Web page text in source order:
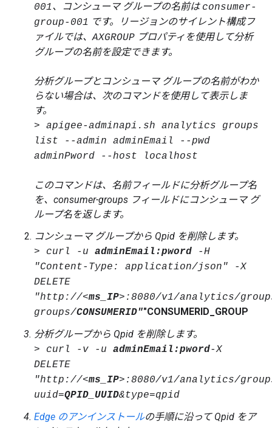
001、コンシューマ グループの名前は consumer-
group-001 です。リージョンのサイレント構成フ
ァイルでは、AXGROUP プロパティを使用して分析
グループの名前を設定できます。
分析グループとコンシューマ グループの名前がわか
らない場合は、次のコマンドを使用して表示しま
す。
> apigee-adminapi.sh analytics groups
list --admin adminEmail --pwd
adminPword --host localhost
このコマンドは、名前フィールドに分析グループ名
を、consumer-groups フィールドにコンシューマ グ
ループ名を返します。
コンシューマ グループから Qpid を削除します。
> curl -u adminEmail:pword -H
"Content-Type: application/json" -X
DELETE
"http://<ms_IP>:8080/v1/analytics/
groups/CONSUMERID""CONSUMERID_GROUP
分析グループから Qpid を削除します。
> curl -v -u adminEmail:pword-X
DELETE
"http://<ms_IP> :8080/v1/analytics/
uuid=QPID_UUID&type=qpid
Edge のアンインストールの手順に沿って Qpid をア